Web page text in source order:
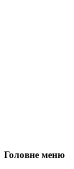
Головне меню